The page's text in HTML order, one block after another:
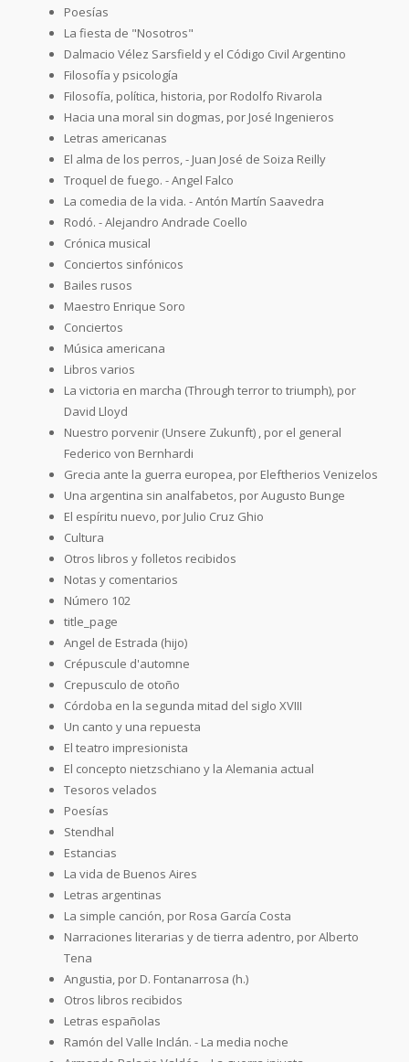
Poesías
La fiesta de "Nosotros"
Dalmacio Vélez Sarsfield y el Código Civil Argentino
Filosofía y psicología
Filosofía, política, historia, por Rodolfo Rivarola
Hacia una moral sin dogmas, por José Ingenieros
Letras americanas
El alma de los perros, - Juan José de Soiza Reilly
Troquel de fuego. - Angel Falco
La comedia de la vida. - Antón Martín Saavedra
Rodó. - Alejandro Andrade Coello
Crónica musical
Conciertos sinfónicos
Bailes rusos
Maestro Enrique Soro
Conciertos
Música americana
Libros varios
La victoria en marcha (Through terror to triumph), por
David Lloyd
Nuestro porvenir (Unsere Zukunft) , por el general
Federico von Bernhardi
Grecia ante la guerra europea, por Eleftherios Venizelos
Una argentina sin analfabetos, por Augusto Bunge
El espíritu nuevo, por Julio Cruz Ghio
Cultura
Otros libros y folletos recibidos
Notas y comentarios
Número 102
title_page
Angel de Estrada (hijo)
Crépuscule d'automne
Crepusculo de otoño
Córdoba en la segunda mitad del siglo XVIII
Un canto y una repuesta
El teatro impresionista
El concepto nietzschiano y la Alemania actual
Tesoros velados
Poesías
Stendhal
Estancias
La vida de Buenos Aires
Letras argentinas
La simple canción, por Rosa García Costa
Narraciones literarias y de tierra adentro, por Alberto
Tena
Angustia, por D. Fontanarrosa (h.)
Otros libros recibidos
Letras españolas
Ramón del Valle Inclán. - La media noche